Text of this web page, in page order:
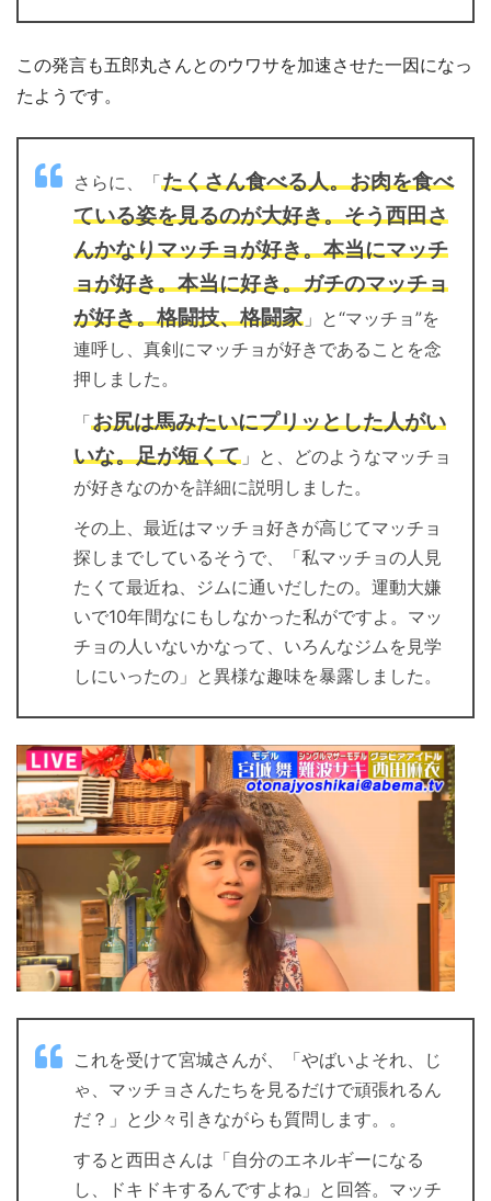
この発言も五郎丸さんとのウワサを加速させた一因になっ
たようです。
さらに、「たくさん食べる人。お肉を食べ
ている姿を見るのが大好き。そう西田さ
んかなりマッチョが好き。本当にマッチ
ョが好き。本当に好き。ガチのマッチョ
が好き。格闘技、格闘家 」と“マッチョ”を
連呼し、真剣にマッチョが好きであることを念
押しました。
「お尻は馬みたいにプリッとした人がい
いな。足が短くて 」と、どのようなマッチョ
が好きなのかを詳細に説明しました。
その上、最近はマッチョ好きが高じてマッチョ
探しまでしているそうで、「私マッチョの人見
たくて最近ね、ジムに通いだしたの。運動大嫌
いで10年間なにもしなかった私がですよ。マッ
チョの人いないかなって、いろんなジムを見学
しにいったの」と異様な趣味を暴露しました。
これを受けて宮城さんが、「やばいよそれ、じ
ゃ、マッチョさんたちを見るだけで頑張れるん
だ？」と少々引きながらも質問します。。
すると西田さんは「自分のエネルギーになる
し、ドキドキするんですよね」と回答。マッチ